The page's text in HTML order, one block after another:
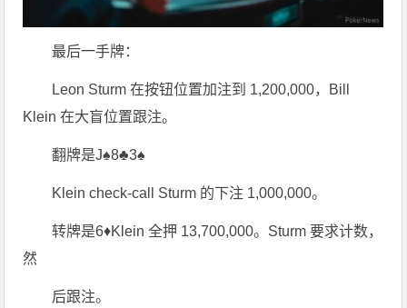
最后一手牌：
Leon Sturm 在按钮位置加注到 1,200,000，Bill
Klein 在大盲位置跟注。
翻牌是J♠8♣3♠
Klein check-call Sturm 的下注 1,000,000。
转牌是6♦Klein 全押 13,700,000。Sturm 要求计数，
然
后跟注。